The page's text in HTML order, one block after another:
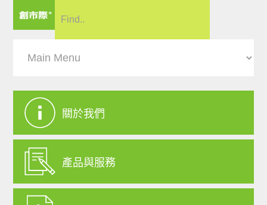
關於我們
產品與服務